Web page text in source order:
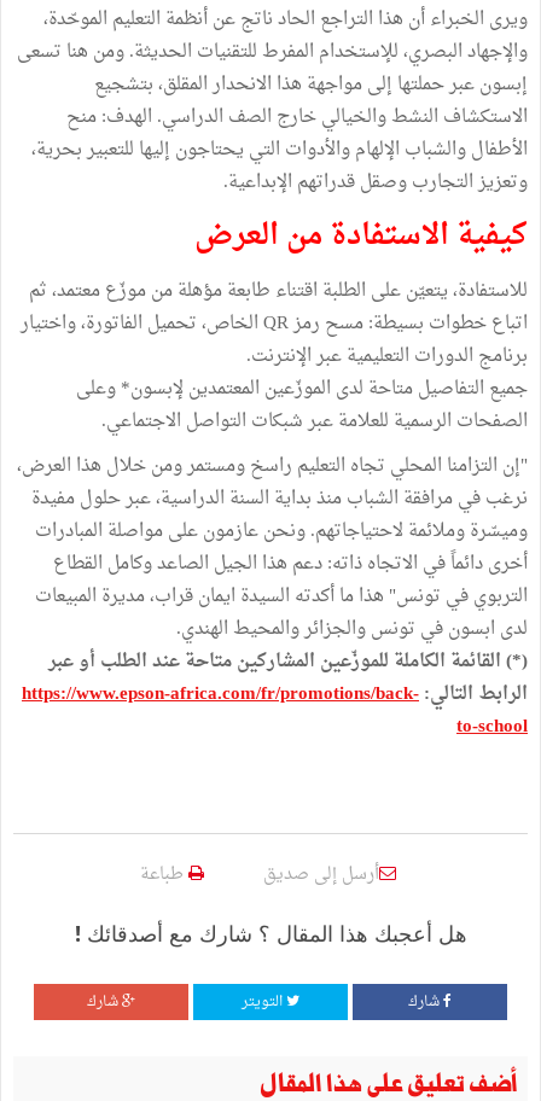
ويرى الخبراء أن هذا التراجع الحاد ناتج عن أنظمة التعليم الموحّدة،
والإجهاد البصري، للإستخدام المفرط للتقنيات الحديثة. ومن هنا تسعى
إبسون عبر حملتها إلى مواجهة هذا الانحدار المقلق، بتشجيع
الاستكشاف النشط والخيالي خارج الصف الدراسي. الهدف: منح
الأطفال والشباب الإلهام والأدوات التي يحتاجون إليها للتعبير بحرية،
وتعزيز التجارب وصقل قدراتهم الإبداعية.
كيفية الاستفادة من العرض
للاستفادة، يتعيّن على الطلبة اقتناء طابعة مؤهلة من موزّع معتمد، ثم
اتباع خطوات بسيطة: مسح رمز QR الخاص، تحميل الفاتورة، واختيار
برنامج الدورات التعليمية عبر الإنترنت.
جميع التفاصيل متاحة لدى الموزّعين المعتمدين لإبسون* وعلى
الصفحات الرسمية للعلامة عبر شبكات التواصل الاجتماعي.
"إن التزامنا المحلي تجاه التعليم راسخ ومستمر ومن خلال هذا العرض،
نرغب في مرافقة الشباب منذ بداية السنة الدراسية، عبر حلول مفيدة
وميسّرة وملائمة لاحتياجاتهم. ونحن عازمون على مواصلة المبادرات
أخرى دائماً في الاتجاه ذاته: دعم هذا الجيل الصاعد وكامل القطاع
التربوي في تونس" هذا ما أكدته السيدة ايمان قراب، مديرة المبيعات
لدى ابسون في تونس والجزائر والمحيط الهندي.
(*) القائمة الكاملة للموزّعين المشاركين متاحة عند الطلب أو عبر
الرابط التالي:https://www.epson-africa.com/fr/promotions/back-
to-school
أرسل إلى صديق طباعة
هل أعجبك هذا المقال ؟ شارك مع أصدقائك !
شارك التويتر شارك
أضف تعليق على هذا المقال